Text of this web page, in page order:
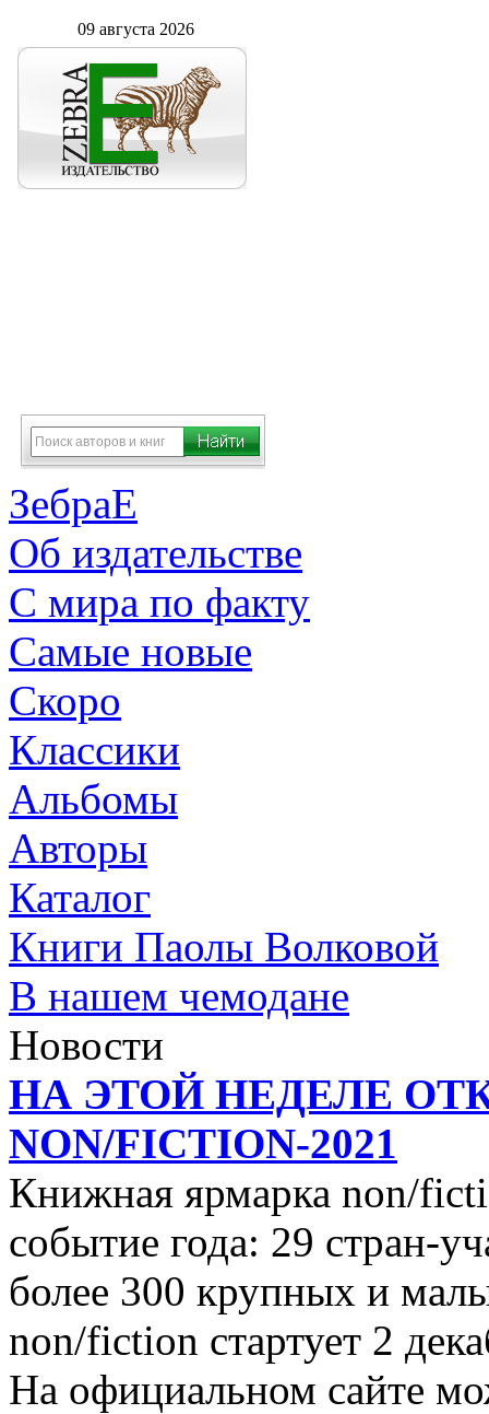
09 августа 2026
ЗебраЕ
Об издательстве
С мира по факту
Самые новые
Скоро
Классики
Альбомы
Авторы
Каталог
Книги Паолы Волковой
В нашем чемодане
Новости
НА ЭТОЙ НЕДЕЛЕ
NON/FICTION-2021
Книжная ярмарка non/
событие года: 29 стран-
более 300 крупных и
non/fiction стартует 2
На официальном сайте